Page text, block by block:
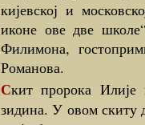
кијевској и
иконе ове две
Филимона,
Романова.
Скит пророка Илије има пет параклиса, три унутар и два изван
зидина. У овом скиту